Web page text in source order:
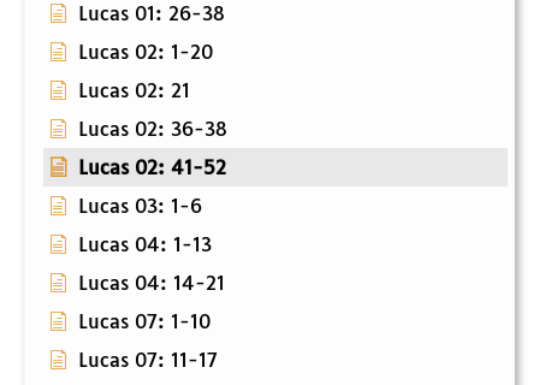
Lucas 01: 26-38
Lucas 02: 1-20
Lucas 02: 21
Lucas 02: 36-38
Lucas 02: 41-52
Lucas 03: 1-6
Lucas 04: 1-13
Lucas 04: 14-21
Lucas 07: 1-10
Lucas 07: 11-17